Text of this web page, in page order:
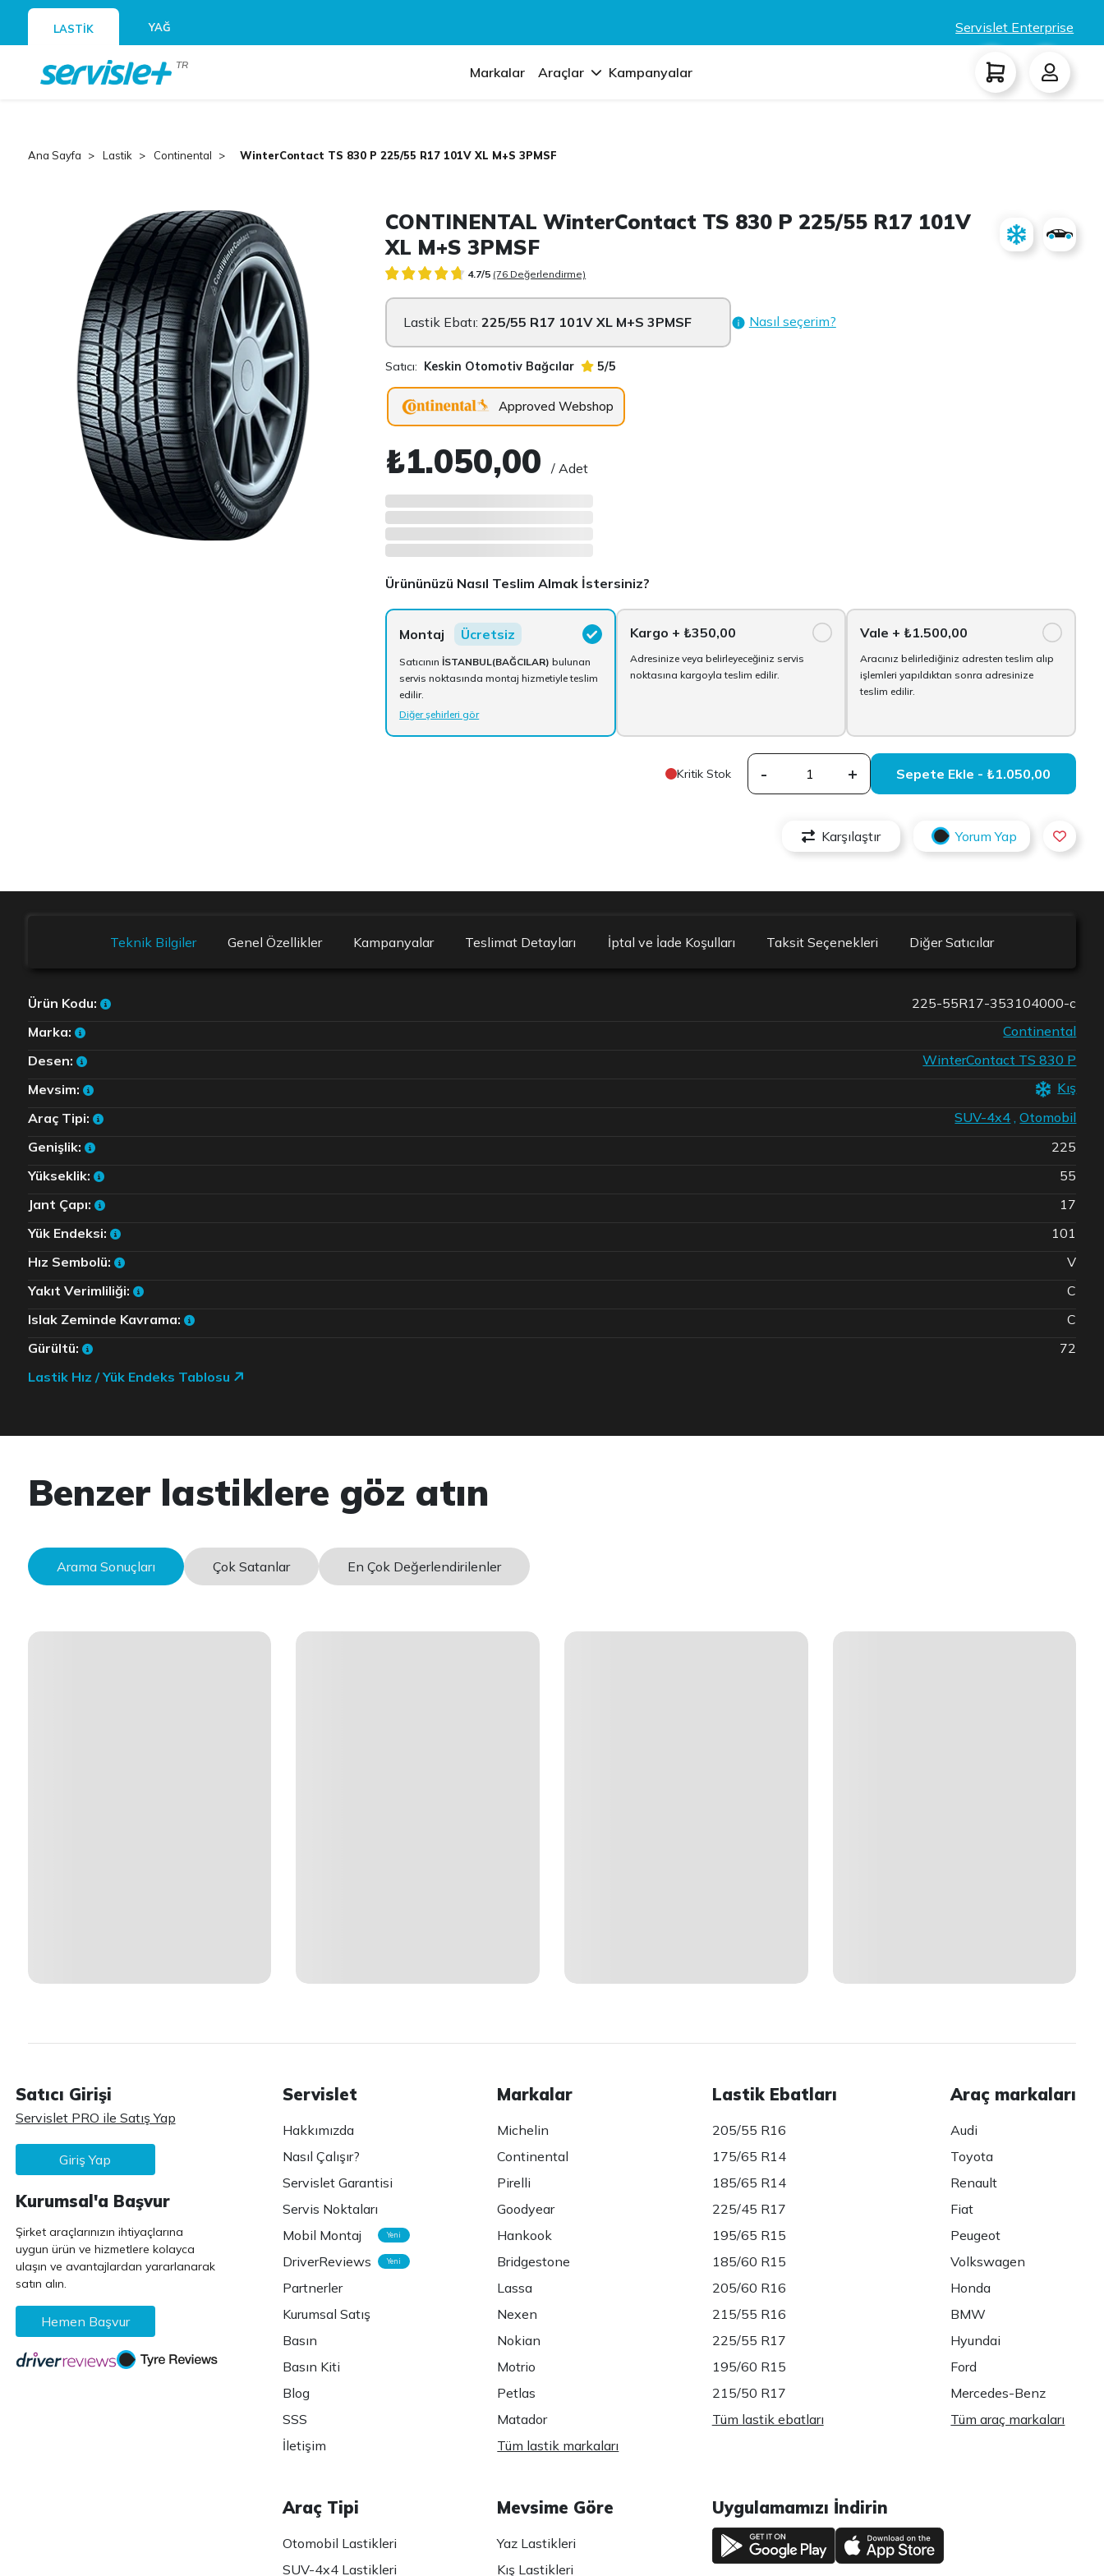
LASTİK YAĞ Servislet Enterprise
TR Markalar Araçlar Kampanyalar
Ana Sayfa Lastik Continental WinterContact TS 830 P 225/55 R17 101V XL M+S 3PMSF
CONTINENTAL WinterContact TS 830 P 225/55 R17 101V
XL M+S 3PMSF
4.7/5 (76 Değerlendirme)
Lastik Ebatı:225/55 R17 101V XL M+S 3PMSF Nasıl seçerim?
Satıcı: Keskin Otomotiv Bağcılar 5/5
Approved Webshop
₺1.050,00/ Adet
Ürününüzü Nasıl Teslim Almak İstersiniz?
Montaj Ücretsiz
Satıcının İSTANBUL(BAĞCILAR) bulunan
servis noktasında montaj hizmetiyle teslim
edilir.
Diğer şehirleri gör
Kargo + ₺350,00
Adresinize veya belirleyeceğiniz servis
noktasına kargoyla teslim edilir.
Vale + ₺1.500,00
Aracınız belirlediğiniz adresten teslim alıp
işlemleri yapıldıktan sonra adresinize
teslim edilir.
Kritik Stok - + Sepete Ekle - ₺1.050,00
Karşılaştır Yorum Yap
Teknik Bilgiler Genel Özellikler Kampanyalar Teslimat Detayları İptal ve İade Koşulları Taksit Seçenekleri Diğer Satıcılar
Ürün Kodu:
225-55R17-353104000-c
Marka:
Continental
Desen:
WinterContact TS 830 P
Mevsim:
Kış
Araç Tipi:
SUV-4x4 ,Otomobil
Genişlik:
225
Yükseklik:
55
Jant Çapı:
17
Yük Endeksi:
101
Hız Sembolü:
V
Yakıt Verimliliği:
C
Islak Zeminde Kavrama:
C
Gürültü:
72
Lastik Hız / Yük Endeks Tablosu
Benzer lastiklere göz atın
Arama Sonuçları Çok Satanlar En Çok Değerlendirilenler
Satıcı Girişi
Servislet PRO ile Satış Yap
Giriş Yap
Kurumsal'a Başvur
Şirket araçlarınızın ihtiyaçlarına
uygun ürün ve hizmetlere kolayca
ulaşın ve avantajlardan yararlanarak
satın alın.
Hemen Başvur
Servislet
Hakkımızda
Nasıl Çalışır?
Servislet Garantisi
Servis Noktaları
Mobil Montaj
Yeni
DriverReviews Yeni
Partnerler
Kurumsal Satış
Basın
Basın Kiti
Blog
SSS
İletişim
Markalar
Michelin
Continental
Pirelli
Goodyear
Hankook
Bridgestone
Lassa
Nexen
Nokian
Motrio
Petlas
Matador
Tüm lastik markaları
Lastik Ebatları
205/55 R16
175/65 R14
185/65 R14
225/45 R17
195/65 R15
185/60 R15
205/60 R16
215/55 R16
225/55 R17
195/60 R15
215/50 R17
Tüm lastik ebatları
Araç markaları
Audi
Toyota
Renault
Fiat
Peugeot
Volkswagen
Honda
BMW
Hyundai
Ford
Mercedes-Benz
Tüm araç markaları
Araç Tipi
Otomobil Lastikleri
SUV-4x4 Lastikleri
Mevsime Göre
Yaz Lastikleri
Kış Lastikleri
Uygulamamızı İndirin